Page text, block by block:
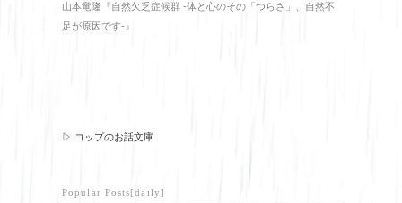
山本竜隆『自然欠乏症候群 -体と心のその「つらさ」、自然不
足が原因です-』
▷ コップのお話文庫
Popular Posts[daily]